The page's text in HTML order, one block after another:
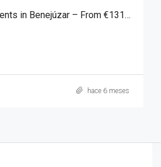
🏙️ Luxury Apartments in Benejúzar – From €131,250
hace 6 meses